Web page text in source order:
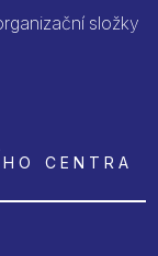
složky
CENTRA